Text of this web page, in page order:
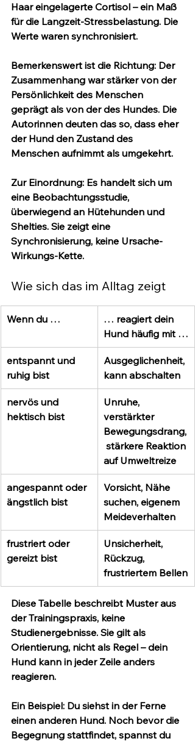
Haar eingelagerte Cortisol – ein Maß
für die Langzeit-Stressbelastung. Die
Werte waren synchronisiert.
Bemerkenswert ist die Richtung: Der
Zusammenhang war stärker von der
Persönlichkeit des Menschen
geprägt als von der des Hundes. Die
Autorinnen deuten das so, dass eher
der Hund den Zustand des
Menschen aufnimmt als umgekehrt.
Zur Einordnung: Es handelt sich um
eine Beobachtungsstudie,
überwiegend an Hütehunden und
Shelties. Sie zeigt eine
Synchronisierung, keine Ursache-
Wirkungs-Kette.
Wie sich das im Alltag zeigt
Wenn du …
… reagiert dein
Hund häufig mit …
entspannt und
ruhig bist
Ausgeglichenheit,
kann abschalten
nervös und
hektisch bist
Unruhe,
verstärkter
Bewegungsdrang,
stärkere Reaktion
auf Umweltreize
angespannt oder
ängstlich bist
Vorsicht, Nähe
suchen, eigenem
Meideverhalten
frustriert oder
gereizt bist
Unsicherheit,
Rückzug,
frustriertem Bellen
Diese Tabelle beschreibt Muster aus
der Trainingspraxis, keine
Studienergebnisse. Sie gilt als
Orientierung, nicht als Regel – dein
Hund kann in jeder Zeile anders
reagieren.
Ein Beispiel: Du siehst in der Ferne
einen anderen Hund. Noch bevor die
Begegnung stattfindet, spannst du